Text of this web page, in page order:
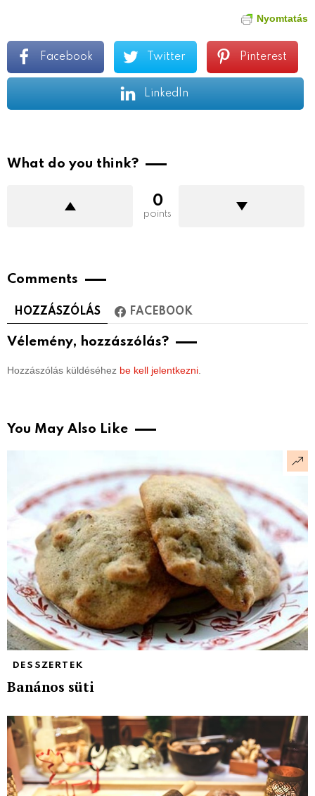
Nyomtatás
Facebook Twitter Pinterest
LinkedIn
What do you think?
0
points
Comments
HOZZÁSZÓLÁS FACEBOOK
Vélemény, hozzászólás?
Hozzászólás küldéséhez be kell jelentkezni
You May Also Like
DESSZERTEK
Banános süti